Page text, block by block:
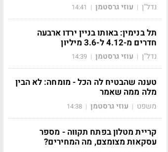
נדל"ן | עוזי גרסטמן |
14:41
תל בנימין: באותו בניין ירדו ארבעה
חדרים מ-4.12 ל-3.6 מיליון
נדל"ן | עוזי גרסטמן |
14:39
טענה שהבטיח לה הכל - מומחה: לא הבין
מלה ממה שאמר
משפט | עוזי גרסטמן |
14:38
קריית מטלון בפתח תקווה - מספר
עסקאות מצומצם, מה המחירים?